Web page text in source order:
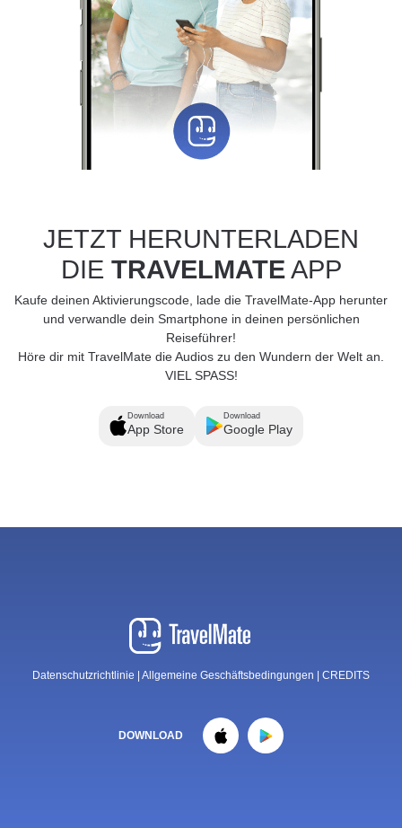
JETZT HERUNTERLADEN
DIE TRAVELMATEAPP
Kaufe deinen Aktivierungscode, lade die TravelMate-App herunter
und verwandle dein Smartphone in deinen persönlichen
Reiseführer!
Höre dir mit TravelMate die Audios zu den Wundern der Welt an.
VIEL SPASS!
Download
App Store
Download
Google Play
Datenschutzrichtlinie Allgemeine Geschäftsbedingungen CREDITS
DOWNLOAD